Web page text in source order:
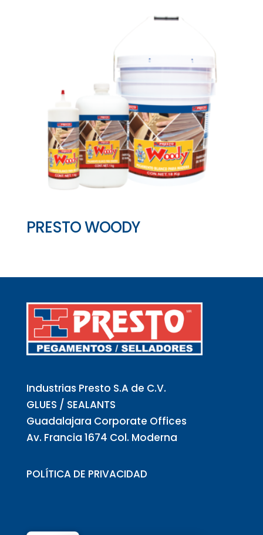
PRESTO WOODY
Industrias Presto S.A de C.V.
GLUES / SEALANTS
Guadalajara Corporate Offices
Av. Francia 1674 Col. Moderna
POLÍTICA DE PRIVACIDAD